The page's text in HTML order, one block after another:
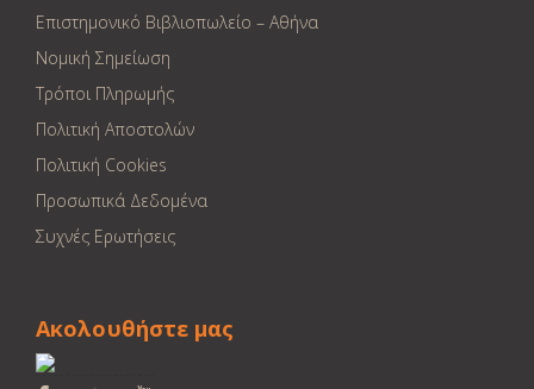
Επιστημονικό Βιβλιοπωλείο – Αθήνα
Νομική Σημείωση
Τρόποι Πληρωμής
Πολιτική Αποστολών
Πολιτική Cookies
Προσωπικά Δεδομένα
Συχνές Ερωτήσεις
Ακολουθήστε μας